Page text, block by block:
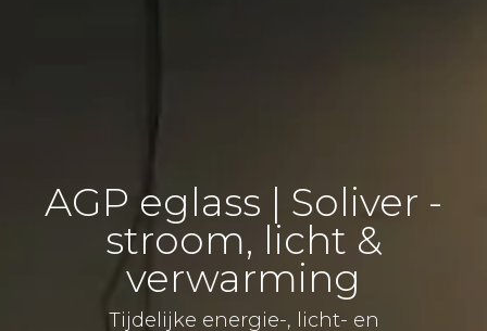
AGP eglass | Soliver -
stroom, licht &
verwarming
Tijdelijke energie-, licht- en